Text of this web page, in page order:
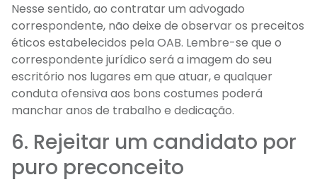
Nesse sentido, ao contratar um advogado
correspondente, não deixe de observar os preceitos
éticos estabelecidos pela OAB. Lembre-se que o
correspondente jurídico será a imagem do seu
escritório nos lugares em que atuar, e qualquer
conduta ofensiva aos bons costumes poderá
manchar anos de trabalho e dedicação.
6. Rejeitar um candidato por
puro preconceito